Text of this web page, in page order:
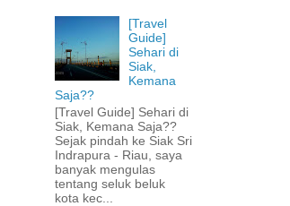
[Travel
Guide]
Sehari di
Siak,
Kemana
Saja??
[Travel Guide] Sehari di
Siak, Kemana Saja??
Sejak pindah ke Siak Sri
Indrapura - Riau, saya
banyak mengulas
tentang seluk beluk
kota kec...